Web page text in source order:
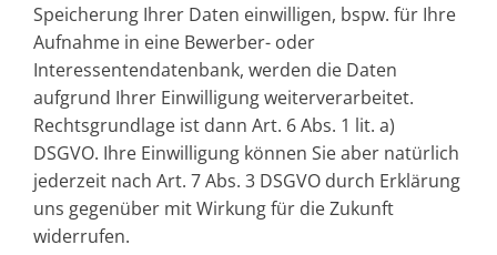
Speicherung Ihrer Daten einwilligen, bspw. für Ihre
Aufnahme in eine Bewerber- oder
Interessentendatenbank, werden die Daten
aufgrund Ihrer Einwilligung weiterverarbeitet.
Rechtsgrundlage ist dann Art. 6 Abs. 1 lit. a)
DSGVO. Ihre Einwilligung können Sie aber natürlich
jederzeit nach Art. 7 Abs. 3 DSGVO durch Erklärung
uns gegenüber mit Wirkung für die Zukunft
widerrufen.